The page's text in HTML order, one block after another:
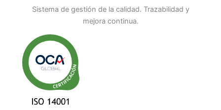
Sistema de gestión de la calidad. Trazabilidad y
mejora continua.